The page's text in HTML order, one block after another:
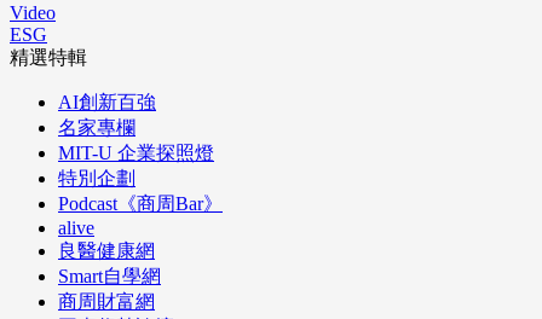
Video
ESG
精選特輯
AI創新百強
名家專欄
MIT-U 企業探照燈
特別企劃
Podcast《商周Bar》
alive
良醫健康網
Smart自學網
商周財富網